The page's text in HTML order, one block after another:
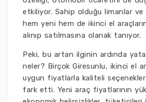
etkiliyor. Sahip olduğu limanlar ve
hem yeni hem de ikinci el
alınıp satılmasına olanak tanıyor.
Peki, bu artan ilginin ardında
neler? Birçok Giresunlu, ikinci el
uygun fiyatlarla kaliteli
fark etti. Yeni araç fiyatlarının